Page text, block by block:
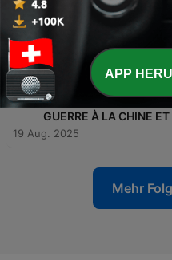
21 Aug. 2025
114 - SOMMES-NOUS LES
BIOLOGIE ? - Bernard
20 Aug. 2025
113 - TARIFS DOUANIERS :
GUERRE À LA CHINE
19 Aug. 2025
Mehr
APP